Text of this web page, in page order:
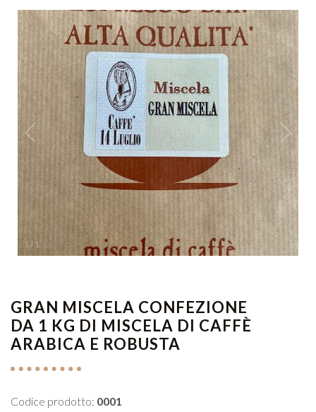
1 / 1
GRAN MISCELA CONFEZIONE
DA 1 KG DI MISCELA DI CAFFÈ
ARABICA E ROBUSTA
Codice prodotto: 0001